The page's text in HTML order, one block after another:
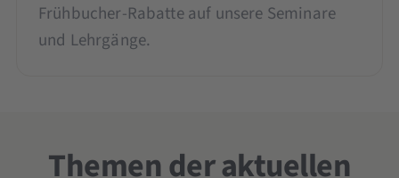
Frühbucher-Rabatte auf unsere Seminare
und Lehrgänge.
Themen der aktuellen